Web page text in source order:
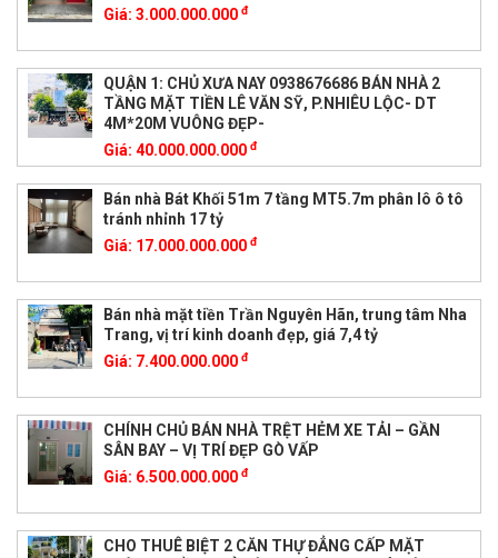
Giá: 3.000.000.000 đ
QUẬN 1: CHỦ XƯA NAY 0938676686 BÁN NHÀ 2
TẦNG MẶT TIỀN LÊ VĂN SỸ, P.NHIÊU LỘC- DT
4M*20M VUÔNG ĐẸP-
Giá: 40.000.000.000 đ
Bán nhà Bát Khối 51m 7 tầng MT5.7m phân lô ô tô
tránh nhỉnh 17 tỷ
Giá: 17.000.000.000 đ
Bán nhà mặt tiền Trần Nguyên Hãn, trung tâm Nha
Trang, vị trí kinh doanh đẹp, giá 7,4 tỷ
Giá: 7.400.000.000 đ
CHÍNH CHỦ BÁN NHÀ TRỆT HẺM XE TẢI – GẦN
SÂN BAY – VỊ TRÍ ĐẸP GÒ VẤP
Giá: 6.500.000.000 đ
CHO THUÊ BIỆT 2 CĂN THỰ ĐẲNG CẤP MẶT